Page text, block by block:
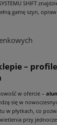
SHIFT
gamę szyn,
–
w ofercie –
się w
w płytkach, co
przy